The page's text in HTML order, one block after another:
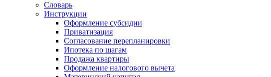
Словарь
Инструкции
Оформление субсидии
Приватизация
Согласование перепланировки
Ипотека по шагам
Продажа квартиры
Оформление налогового вычета